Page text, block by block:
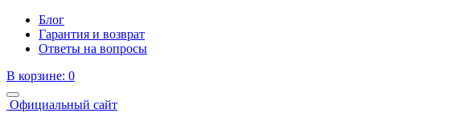
Блог
Гарантия и возврат
Ответы на вопросы
В корзине: 0
Официальный сайт